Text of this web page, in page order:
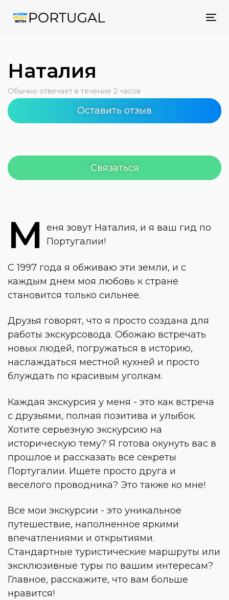
Наталия
Обычно отвечает в течение 2 часов
Оставить отзыв
Связаться
М
еня зовут Наталия, и я ваш гид по
Португалии!
С 1997 года я обживаю эти земли, и с
каждым днем моя любовь к стране
становится только сильнее.
Друзья говорят, что я просто создана для
работы экскурсовода. Обожаю встречать
новых людей, погружаться в историю,
наслаждаться местной кухней и просто
блуждать по красивым уголкам.
Каждая экскурсия у меня - это как встреча
с друзьями, полная позитива и улыбок.
Хотите серьезную экскурсию на
историческую тему? Я готова окунуть вас в
прошлое и рассказать все секреты
Португалии. Ищете просто друга и
веселого проводника? Это также ко мне!
Все мои экскурсии - это уникальное
путешествие, наполненное яркими
впечатлениями и открытиями.
Стандартные туристические маршруты или
эксклюзивные туры по вашим интересам?
Главное, расскажите, что вам больше
нравится!